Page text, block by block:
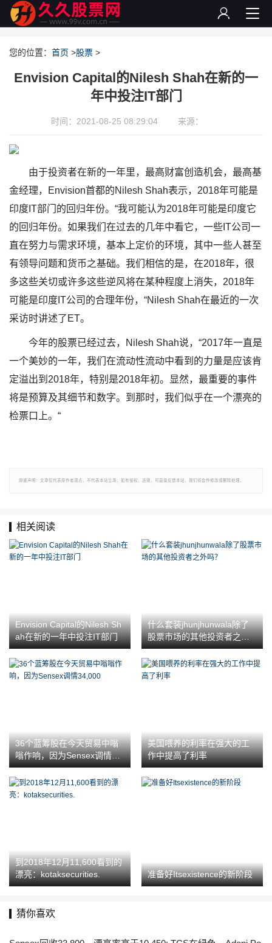
您的位置： 首页 >股票 >
Envision Capital的Nilesh Shah在新的一
年中投注IT部门
时间：2021-08-25 08:29:04 来源：
由于投资者在新的一年里，最高财富创造机会，最高基
金经理，Envision首都的Nilesh Shah表示，2018年可能是
印度IT部门的回归年份。“我可能认为2018年可能是印度它
的回归年份。如果我们在过去的几年中看它，一些IT公司一
直在努力与需求环境，基本上定价的环境，其中一些人甚至
有领导问题和货币之基础。我们相信的是，在2018年，很
多这些关切或许多这些逆风将在某种程度上消失，2018年
可能是印度IT公司的合理年份，“Nilesh Shah在最近的一次
采访时讲述了ET。
今年的股票已经过去，Nilesh Shah说，“2017年一直是
一个美妙的一年，我们在流动性流动中看到的力量是应该肯
定溢出到2018年，特别是2018年初。显然，最重要的事件
将是预算及其细节和数字。到那时，我们似乎在一个漂亮的
检票口上。“
郑重声明：文章仅代表原作者观点，不代表本站立场；如有侵权、违规，可直接反馈本站，我们将会作修改或删除处理。
相关阅读
Envision Capital的Nilesh Sh
ah在新的一年中投注IT部门
什么套装jhunjhunwala除了
股票市场的其他投资者之外
吗？
36个蓝筹股在今天贸易中嗡
嗡作响，因为Sensex调情34,
000
美国喂养的利率在强大的工
作中提高了利率
到2018年12月11,600看到的
漂亮：kotaksecurities.
准备好Itsexistence的新阶段
猜你喜欢